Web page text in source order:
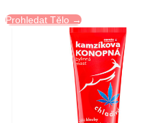
Prohledat Tělo →